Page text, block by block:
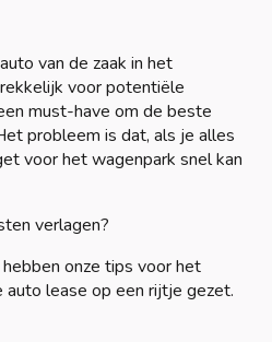
van de zaak in het
voor potentiële
must-have om de beste
probleem is dat, als je alles
voor het wagenpark snel kan
verlagen?
onze tips voor het
auto lease op een rijtje gezet.